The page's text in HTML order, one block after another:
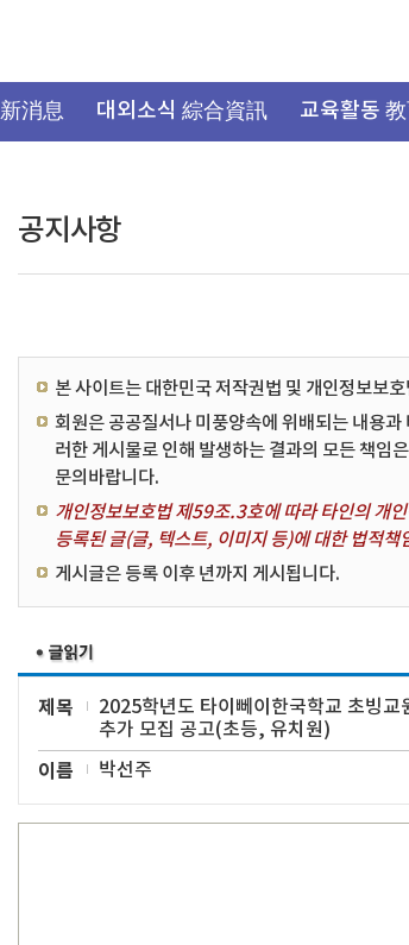
消息 대외소식 綜合資訊 교육활동
공지사항
본 사이트는 대한민국 저작권법 및 개인정보보
회원은 공공질서나 미풍양속에 위배되는 내용
러한 게시물로 인해 발생하는 결과의 모든 책임
문의바랍니다.
개인정보보호법 제59조.3호에 따라 타인의 개
등록된 글(글, 텍스트, 이미지 등)에 대한 법적책
게시글은 등록 이후 년까지 게시됩니다.
제목
2025학년도 타이뻬이한국학교 초빙교
추가 모집 공고(초등, 유치원)
이름 박선주